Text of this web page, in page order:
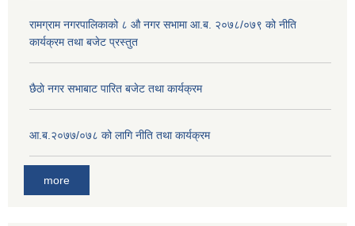
‍रामग्राम नगरपालिकाको ८ औ नगर सभामा आ‍.ब. २०७८/०७९ को नीति
कार्यक्रम तथा बजेट प्रस्तुत
छै‌ठाे नगर सभाबाट पारित बजेट तथा कार्यक्रम
आ.ब.२०७७/०७८ को लागि नीति तथा कार्यक्रम
more